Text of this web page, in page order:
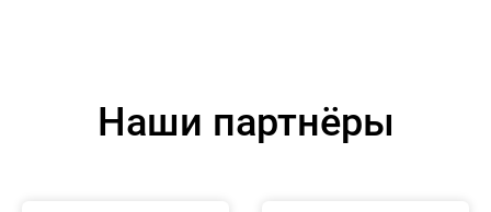
Наши партнёры